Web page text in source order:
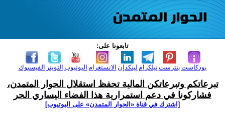
تابعونا على:
الفيسبوك التويتر اليوتيوب الانستغرام لينكدإن تيلكرامبنترست بودكاست
تبرعاتكم وتبرعاتكن المالية تحفظ استقلال الحوار المتمدن،
فشاركونا في دعم استمرارية هذا الفضاء اليساري الحر
[اشترك في قناة ‫«الحوار المتمدن» على اليوتيوب]